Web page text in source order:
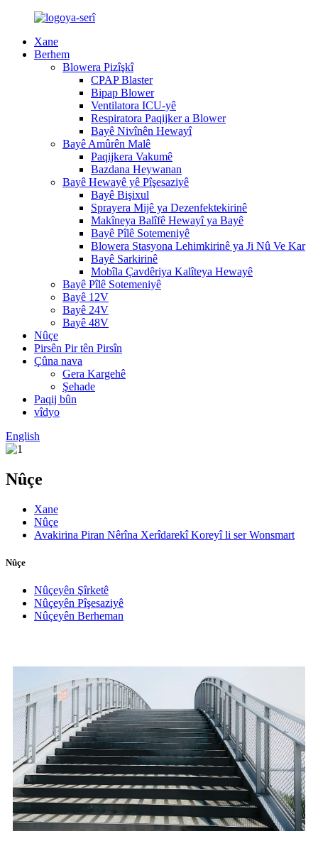
Xane
Berhem
Blowera Pizîşkî
CPAP Blaster
Bipap Blower
Ventilatora ICU-yê
Respiratora Paqijker a Blower
Bayê Nivînên Hewayî
Bayê Amûrên Malê
Paqijkera Vakumê
Bazdana Heywanan
Bayê Hewayê yê Pîşesaziyê
Bayê Bişixul
Sprayera Mijê ya Dezenfektekirinê
Makîneya Balîfê Hewayî ya Bayê
Bayê Pîlê Sotemeniyê
Blowera Stasyona Lehimkirinê ya Ji Nû Ve Kar
Bayê Sarkirinê
Mobîla Çavdêriya Kalîteya Hewayê
Bayê Pîlê Sotemeniyê
Bayê 12V
Bayê 24V
Bayê 48V
Nûçe
Pirsên Pir tên Pirsîn
Çûna nava
Gera Kargehê
Şehade
Paqij bûn
vîdyo
English
Nûçe
Xane
Nûçe
Avakirina Piran Nêrîna Xerîdarekî Koreyî li ser Wonsmart
Nûçe
Nûçeyên Şîrketê
Nûçeyên Pîşesaziyê
Nûçeyên Berheman